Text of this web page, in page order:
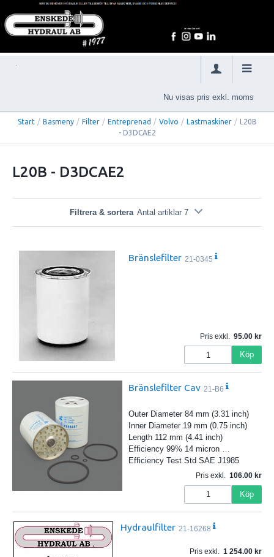
Nu visas pris exkl. moms
Start / Basmeny / Filter / Entreprenad / Volvo / Lastmaskiner /
L20B
- D3DCAE2
L20B - D3DCAE2
Filtrera & sortera Antal artiklar 7
Bränslefilter 21-0345
Pris exkl. 95.00
Köp
Bränslefilter Cav 21-B6
Outer Diameter 84 mm (3.31 inch)
Inner Diameter 19 mm (0.75 inch)
Length 112 mm (4.41 inch)
Efficiency 99% 14 micron
Efficiency Test Std SAE J1985
Pris exkl. 106.00
Köp
Hydraulfilter 21-16268
Pris exkl. 1 254.00